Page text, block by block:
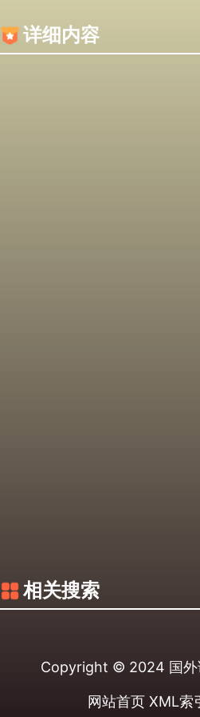
详细内容
相关搜索
Copyright © 2024 国
网站首页 XML索引